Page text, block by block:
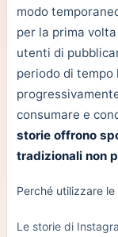
modo
per la prima
utenti di
periodo di
consumare e
storie offrono
tradizionali non
Perché utilizzare
Le storie di